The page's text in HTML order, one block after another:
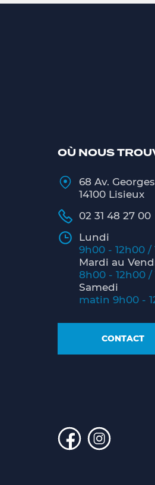
OÙ NOUS
68 Av.
14100 Lisieux
02 31 48 27 00
Lundi
9h00 - 12h00 /
Mardi au
8h00 - 12h00 /
Samedi
matin 9h00 -
CONTACT